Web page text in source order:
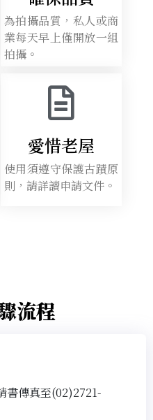
為拍攝品質，私人或商
業每天早上僅開放一組
拍攝。
愛惜老屋
使用須遵守保護古蹟原
則，請詳讀申請文件。
流程
書傳真至(02)2721-